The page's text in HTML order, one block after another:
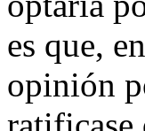
es que,
opinión